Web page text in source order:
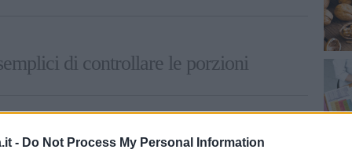
- Do Not Process My Personal Information
di controllare le porzioni
di pesare gli